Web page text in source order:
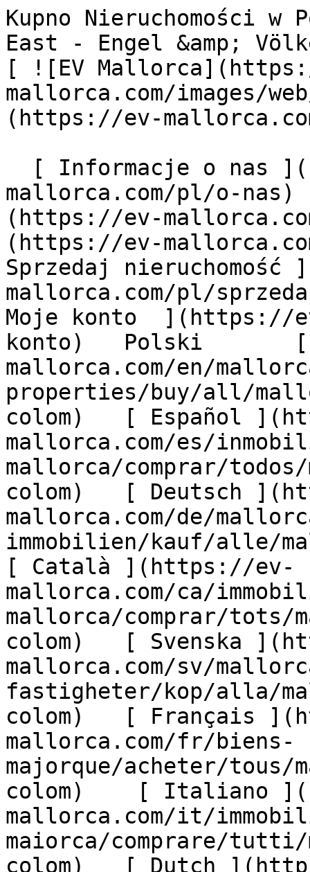
Kupno Nieruchomości w Portocolom - Mallorca South East - Engel &amp; Völkers Mallorca                [ ![EV Mallorca](https://cdn.ev-mallorca.com/images/web/EV_Logo_RGB.svg) ](https://ev-mallorca.com/pl)  Mallorca  

  [ Informacje o nas ](https://ev-mallorca.com/pl/o-nas) [ Majorka Informacje ](https://ev-mallorca.com/pl/o-majorce) [ Kontakt ](https://ev-mallorca.com/pl/lokalizacje-biur) [ Sprzedaj nieruchomość ](https://ev-mallorca.com/pl/sprzedaj-nieruchomosc-majorce) [    Moje konto  ](https://ev-mallorca.com/pl/moje-konto)   Polski       [ English ](https://ev-mallorca.com/en/mallorca-properties/buy/all/mallorca/south-east/porto-colom)   [ Español ](https://ev-mallorca.com/es/inmobiliaria-mallorca/comprar/todos/mallorca/sureste/porto-colom)   [ Deutsch ](https://ev-mallorca.com/de/mallorca-immobilien/kauf/alle/mallorca/sudost/porto-colom)   [ Català ](https://ev-mallorca.com/ca/immobiliaria-mallorca/comprar/tots/mallorca/south-east/porto-colom)   [ Svenska ](https://ev-mallorca.com/sv/mallorca-fastigheter/kop/alla/mallorca/south-east/porto-colom)   [ Français ](https://ev-mallorca.com/fr/biens-majorque/acheter/tous/mallorca/south-east/porto-colom)    [ Italiano ](https://ev-mallorca.com/it/immobiliare-maiorca/comprare/tutti/mallorca/south-east/porto-colom)   [ Dutch ](https://ev-mallorca.com/nl/mallorca-eigendommen/kopen/alle/mallorca/zuidoost/porto-colom)   [ Русский ](https://ev-mallorca.com/ru/nedvizhimost-mayorka/kupit/vse/mallorca/iugo-vostok/porto-colom)   [ Dansk ](https://ev-mallorca.com/da/mallorca-ejendom/k%C3%B8be/alle/mallorca/sydost/porto-colom)   

  Kupno  [ Wszystkie nieruchomości ](https://ev-mallorca.com/pl/nieruchomosci-majorce?contract_type=0) [ Dom ](https://ev-mallorca.com/pl/nieruchomosci-majorce?contract_type=0&type%5B0%5D=0) [ Domek na wsi "finca" ](https://ev-mallorca.com/pl/nieruchomosci-majorce?contract_type=0&type%5B0%5D=1) [ Mieszkanie ](https://ev-mallorca.com/pl/nieruchomosci-majorce?contract_type=0&type%5B0%5D=2) [ Apartament-Penthouse ](https://ev-mallorca.com/pl/nieruchomosci-majorce?contract_type=0&type%5B0%5D=5) [ Działki ](https://ev-mallorca.com/pl/nieruchomosci-majorce?contract_type=0&type%5B0%5D=3) [ Nowe budownictwo ](https://ev-mallorca.com/pl/nieruchomosci-majorce?contract_type=0&type%5B0%5D=development) 

  Wynajem  [ Wszystkie nieruchomości ](https://ev-mallorca.com/pl/nieruchomosci-majorce?contract_type=1) [ Dom ](https://ev-mallorca.com/pl/nieruchomosci-majorce?contract_type=1&type%5B0%5D=0) [ Domek na wsi "finca" ](https://ev-mallorca.com/pl/nieruchomosci-majorce?contract_type=1&type%5B0%5D=1) [ Mieszkanie ](https://ev-mallorca.com/pl/nieruchomosci-majorce?contract_type=1&type%5B0%5D=2) [ Apartament-Penthouse ](https://ev-mallorca.com/pl/nieruchomosci-majorce?contract_type=1&type%5B0%5D=5) 

  Wynajem wakacyjny  [ Wszystkie nieruchomości ](https://ev-mallorca.com/pl/wynajmy-wakacyjne) [ Dom ](https://ev-mallorca.com/pl/wynajmy-wakacyjne?type%5B0%5D=0) [ Domek na wsi "finca" ](https://ev-mallorca.com/pl/wynajmy-wakacyjne?type%5B0%5D=1) [ Mieszkanie ](https://ev-mallorca.com/pl/wynajmy-wakacyjne?type%5B0%5D=2) [ Apartament-Penthouse ](https://ev-mallorca.com/pl/wynajmy-wakacyjne?type%5B0%5D=5) 

  Komercyjne  [ Wszystkie nieruchomości ](https://ev-mallorca.com/pl/nieruchomosci-komercyjne) [ Leśnictwo ](https://ev-mallorca.com/pl/nieruchomosci-komercyjne?type%5B0%5D=6) [ Hotel ](https://ev-mallorca.com/pl/nieruchomosci-komercyjne?type%5B0%5D=7) [ Branża przemysłowa ](https://ev-mallorca.com/pl/nieruchomosci-komercyjne?type%5B0%5D=8) [ Inwestycja ](https://ev-mallorca.com/pl/nieruchomosci-komercyjne?type%5B0%5D=9) [ Gastronomia ](https://ev-mallorca.com/pl/nieruchomosci-komercyjne?type%5B0%5D=10) [ Grunt ](https://ev-mallorca.com/pl/nieruchomosci-komercyjne?type%5B0%5D=11) [ Biuro ](https://ev-mallorca.com/pl/nieruchomosci-komercyjne?type%5B0%5D=12) [ Inne ](https://ev-mallorca.com/pl/nieruchomosci-komercyjne?type%5B0%5D=13) [ Sklep ](https://ev-mallorca.com/pl/nieruchomosci-komercyjne?type%5B0%5D=14) 

 [ Projekty deweloperskie ](https://ev-mallorca.com/pl/majorce-nowe-projekty-budowlane) 

     Polski       [ English ](https://ev-mallorca.com/en/mallorca-properties/buy/all/mallorca/south-east/porto-colom)   [ Español ](https://ev-mallorca.com/es/inmobiliaria-mallorca/comprar/todos/mallorca/sureste/porto-colom)   [ Deutsch ](https://ev-mallorca.com/de/mallorca-immobilien/kauf/alle/mallorca/sudost/porto-colom)   [ Català ](https://ev-mallorca.com/ca/immobiliaria-mallorca/comprar/tots/mallorca/south-east/porto-colom)   [ Svenska